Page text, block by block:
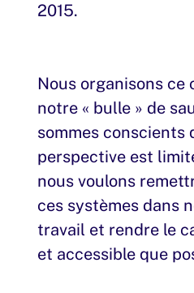
2015.
Nous organisons ce
notre « bulle » de
sommes conscients
perspective est
nous voulons
ces systèmes dans
travail et rendre le
et accessible que